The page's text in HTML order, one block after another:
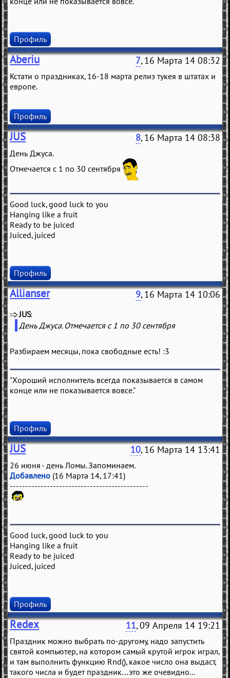
Профиль
Aberiu 7, 16 Марта 14 08:32
Кстати о праздниках, 16-18 марта релиз тукея в штатах и
европе.
Профиль
JUS 8, 16 Марта 14 08:38
День Джуса.
Отмечается с 1 по 30 сентября
Good luck, good luck to you
Hanging like a fruit
Ready to be juiced
Juiced, juiced
Профиль
Allianser 9, 16 Марта 14 10:06
JUS
День Джуса. Отмечается с 1 по 30 сентября
Разбираем месяцы, пока свободные есть! :3
"Хороший исполнитель всегда показывается в самом
конце или не показывается вовсе."
Профиль
JUS 10, 16 Марта 14 13:41
26 июня - день Ломы. Запоминаем.
Добавлено (16 Марта 14, 17:41)
---------------------------------------------
Good luck, good luck to you
Hanging like a fruit
Ready to be juiced
Juiced, juiced
Профиль
Redex 11, 09 Апреля 14 19:21
Праздник можно выбрать по-другому, надо запустить
святой компьютер, на котором самый крутой игрок играл,
и там выполнить функцию Rnd(), какое число она выдаст,
такого числа и будет праздник... это же очевидно...